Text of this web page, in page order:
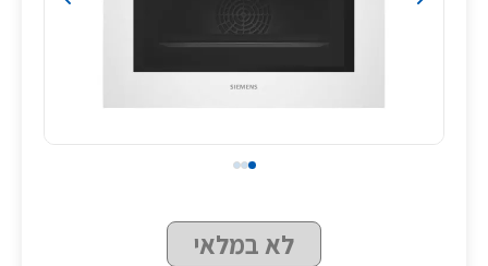
לא במלאי